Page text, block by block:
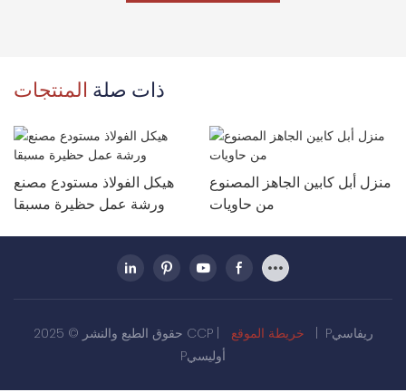
ذات صلة المنتجات
هيكل الفولاذ مستودع مصنع
ورشة عمل حظيرة مسبقا
منزل أبل كابين الجاهز المصنوع
من حاويات
حقوق الطبع والنشر © 2025 CCP |
Pريفاسي
Pأوليسي